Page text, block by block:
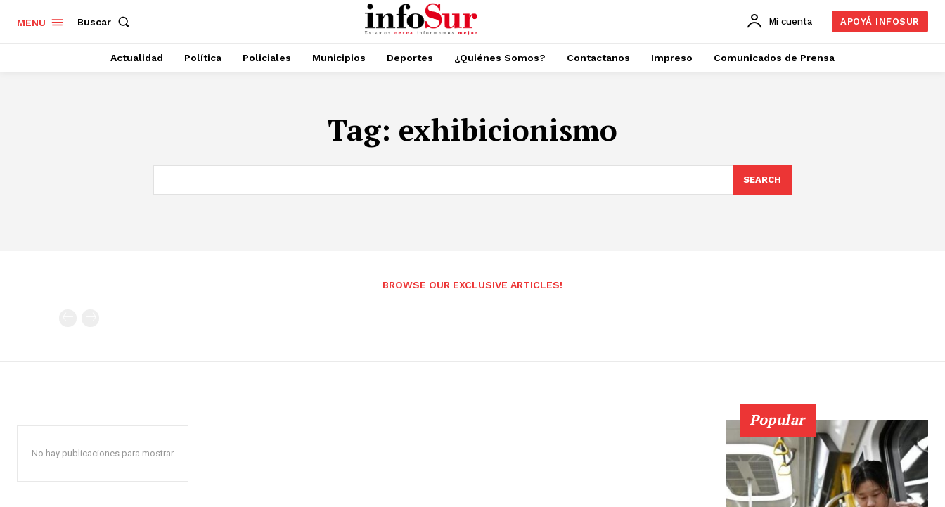
MENU Buscar Mi cuenta APOYÁ INFOSUR
Actualidad Política Policiales Municipios Deportes ¿Quiénes Somos? Contactanos Impreso Comunicados de Prensa
Tag: exhibicionismo
SEARCH
BROWSE OUR EXCLUSIVE ARTICLES!
No hay publicaciones para mostrar
Popular